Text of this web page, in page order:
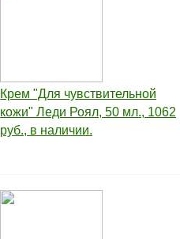
Крем "Для чувствительной
кожи" Леди Роял, 50 мл., 1062
руб., в наличии.